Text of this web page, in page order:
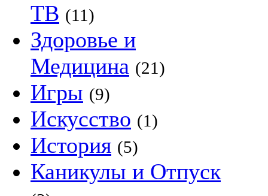
ТВ (11)
Здоровье и
Медицина (21)
Игры (9)
Искусство (1)
История (5)
Каникулы и Отпуск